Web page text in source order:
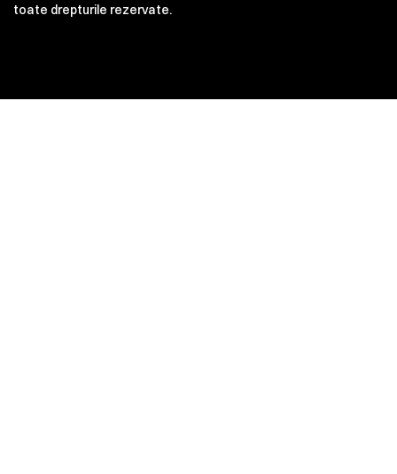
toate drepturile rezervate.